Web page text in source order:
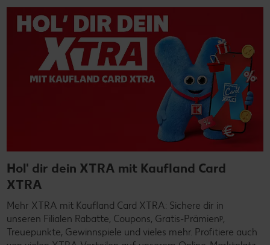
Hol' dir dein XTRA mit Kaufland Card
XTRA
Mehr XTRA mit Kaufland Card XTRA: Sichere dir in
unseren Filialen Rabatte, Coupons, Gratis-Prämienᵖ,
Treuepunkte, Gewinnspiele und vieles mehr. Profitiere auch